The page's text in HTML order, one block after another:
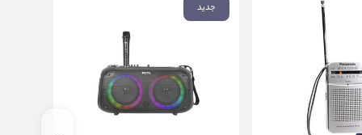
جدید